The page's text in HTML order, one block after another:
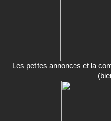
Les petites annonces et la